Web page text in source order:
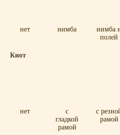
нет нимба
нимба
полей
Киот
нет
с
гладкой
рамой
с
рамой